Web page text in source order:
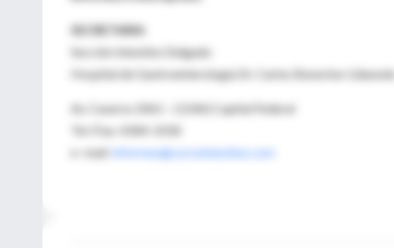
SECRETARIA
Sección Intestino Delgado
Hospital de Gastroenterología Dr. Carlos Bonorino Udaondo
Av. Caseros 2061 – (1246) Capital Federal
Tel /Fax: 4304-1018
e- mail:
informes@cursointestino.com